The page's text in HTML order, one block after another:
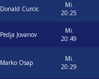
Donald Curcic
Mi.
20:25
Pedja Jovanov
Mi.
20:49
Marko Osap
Mi.
20:29